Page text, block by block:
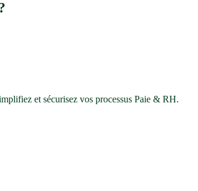
et sécurisez vos processus Paie & RH.